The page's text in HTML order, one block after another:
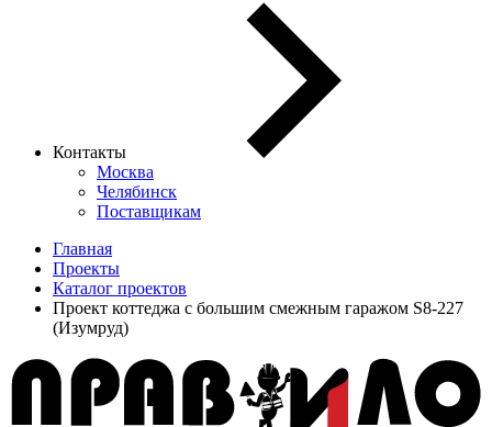
Контакты
Москва
Челябинск
Поставщикам
Главная
Проекты
Каталог проектов
Проект коттеджа с большим смежным гаражом S8-227
(Изумруд)